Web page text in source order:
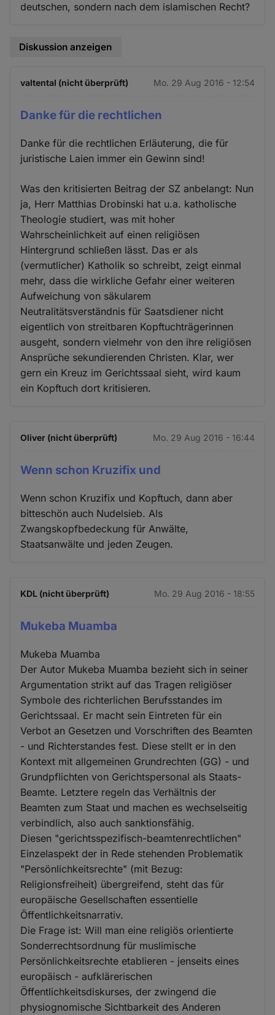
deutschen, sondern nach dem islamischen Recht?
Diskussion anzeigen
valtental (nicht überprüft) Mo. 29 Aug 2016 - 12:54
Danke für die rechtlichen
Danke für die rechtlichen Erläuterung, die für
juristische Laien immer ein Gewinn sind!
Was den kritisierten Beitrag der SZ anbelangt: Nun
ja, Herr Matthias Drobinski hat u.a. katholische
Theologie studiert, was mit hoher
Wahrscheinlichkeit auf einen religiösen
Hintergrund schließen lässt. Das er als
(vermutlicher) Katholik so schreibt, zeigt einmal
mehr, dass die wirkliche Gefahr einer weiteren
Aufweichung von säkularem
Neutralitätsverständnis für Saatsdiener nicht
eigentlich von streitbaren Kopftuchträgerinnen
ausgeht, sondern vielmehr von den ihre religiösen
Ansprüche sekundierenden Christen. Klar, wer
gern ein Kreuz im Gerichtssaal sieht, wird kaum
ein Kopftuch dort kritisieren.
Oliver (nicht überprüft) Mo. 29 Aug 2016 - 16:44
Wenn schon Kruzifix und
Wenn schon Kruzifix und Kopftuch, dann aber
bitteschön auch Nudelsieb. Als
Zwangskopfbedeckung für Anwälte,
Staatsanwälte und jeden Zeugen.
KDL (nicht überprüft) Mo. 29 Aug 2016 - 18:55
Mukeba Muamba
Mukeba Muamba
Der Autor Mukeba Muamba bezieht sich in seiner
Argumentation strikt auf das Tragen religiöser
Symbole des richterlichen Berufsstandes im
Gerichtssaal. Er macht sein Eintreten für ein
Verbot an Gesetzen und Vorschriften des Beamten
- und Richterstandes fest. Diese stellt er in den
Kontext mit allgemeinen Grundrechten (GG) - und
Grundpflichten von Gerichtspersonal als Staats-
Beamte. Letztere regeln das Verhältnis der
Beamten zum Staat und machen es wechselseitig
verbindlich, also auch sanktionsfähig.
Diesen "gerichtsspezifisch-beamtenrechtlichen"
Einzelaspekt der in Rede stehenden Problematik
"Persönlichkeitsrechte" (mit Bezug:
Religionsfreiheit) übergreifend, steht das für
europäische Gesellschaften essentielle
Öffentlichkeitsnarrativ.
Die Frage ist: Will man eine religiös orientierte
Sonderrechtsordnung für muslimische
Persönlichkeitsrechte etablieren - jenseits eines
europäisch - aufklärerischen
Öffentlichkeitsdiskurses, der zwingend die
physiognomische Sichtbarkeit des Anderen